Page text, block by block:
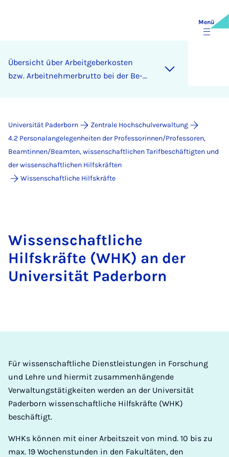
Menü
Über­sicht über Ar­beit­ge­ber­kos­ten
bzw. Ar­beit­neh­mer­brut­to bei der Be­
Universität Paderborn
Zentrale Hochschulverwaltung
4.2 Personalangelegenheiten der Professorinnen/Professoren,
Beamtinnen/Beamten, wissenschaftlichen Tarifbeschäftigten und
der wissenschaftlichen Hilfskräften
Wissenschaftliche Hilfskräfte
Wissenschaftliche
Hilfskräfte (WHK) an der
Universität Paderborn
Für wissenschaftliche Dienstleistungen in Forschung
und Lehre und hiermit zusammenhängende
Verwaltungstätigkeiten werden an der Universität
Paderborn wissenschaftliche Hilfskräfte (WHK)
beschäftigt.
WHKs können mit einer Arbeitszeit von mind. 10 bis zu
max. 19 Wochenstunden in den Fakultäten, den